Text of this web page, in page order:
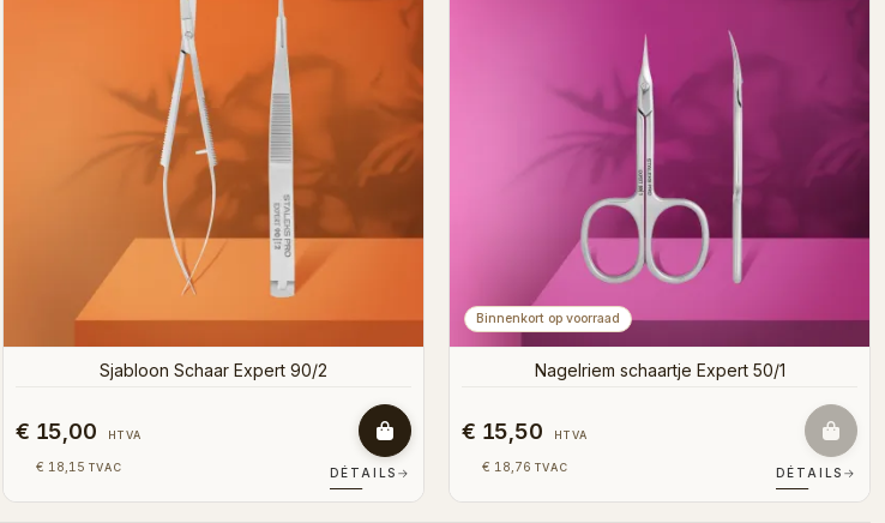
Sjabloon Schaar Expert 90/2
€ 15,00 HTVA
€ 18,15 TVAC DÉTAILS →
Binnenkort op voorraad
Nagelriem schaartje Expert 50/1
€ 15,50 HTVA
€ 18,76 TVAC DÉTAILS →